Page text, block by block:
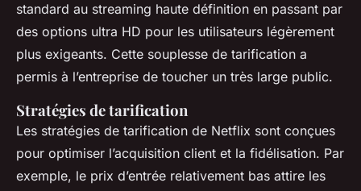
standard au streaming haute définition en passant par
des options ultra HD pour les utilisateurs légèrement
plus exigeants. Cette souplesse de tarification a
permis à l’entreprise de toucher un très large public.
Stratégies de tarification
Les stratégies de tarification de Netflix sont conçues
pour optimiser l’acquisition client et la fidélisation. Par
exemple, le prix d’entrée relativement bas attire les